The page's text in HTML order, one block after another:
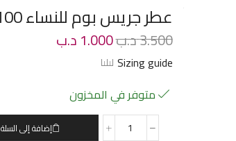
عطر جريس بوم للنساء 100مل
3.500د.ب1.000د.ب
Sizing guide
متوفر في المخزون
إضافة إلى السلة